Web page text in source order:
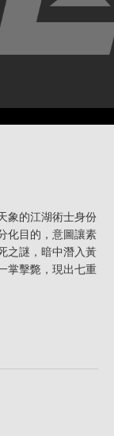
象的江湖術士身份
化目的，意圖讓素
之謎，暗中潛入黃
掌擊斃，現出七重